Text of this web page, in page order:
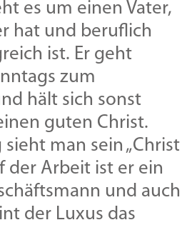
es um einen Vater,
hat und beruflich
ist. Er geht
zum
hält sich sonst
guten Christ.
man sein „Christ
der Arbeit ist er ein
und auch
der Luxus das